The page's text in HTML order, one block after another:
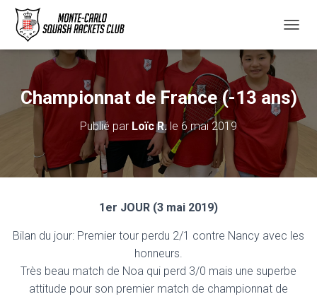
É
I
E
T
N
Championnat de France (-13 ans)
Publié par Loïc R. le 6 mai 2019
1er JOUR (3 mai 2019)
Bilan du jour: Premier tour perdu 2/1 contre Nancy avec les
honneurs.
Très beau match de Noa qui perd 3/0 mais une superbe
attitude pour son premier match de championnat de